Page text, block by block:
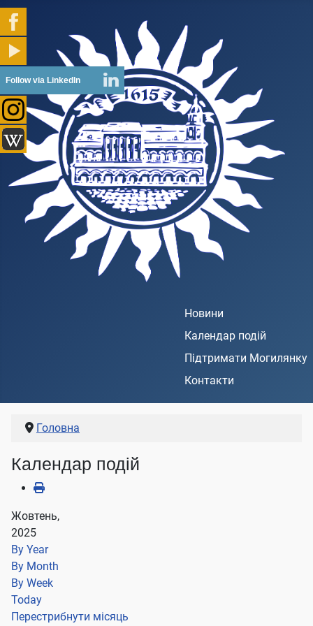
Follow via LinkedIn
Новини
Календар подій
Підтримати Могилянку
Контакти
Головна
Календар подій
Жовтень,
2025
By Year
By Month
By Week
Today
Перестрибнути місяць